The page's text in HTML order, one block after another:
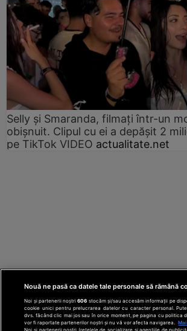
Selly și Smaranda, filmați într-un
obișnuit. Clipul cu ei a depășit 2
pe TikTok VIDEO actualitate.net
Nouă ne pasă ca datele tale personale să rămână
Noi și partenerii noștri606 stocăm și/sau accesăm informații pe
cookie unici pentru prelucrarea datelor cu caracter personal.
dvs. făcând clic mai jos sau în orice moment, pe pagina cu politica
vor fi raportate partenerilor noștri și nu vă vor afecta navigarea.
Noi si partenerii nostri (retelele de socializare si agentiile de